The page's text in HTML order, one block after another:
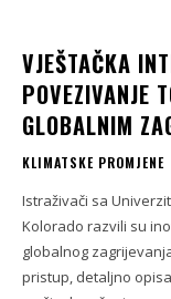
VJEŠTAČKA
POVEZIVANJE
GLOBALNIM
KLIMATSKE PROMJENE
Istraživači sa
Kolorado razvili su
globalnog
pristup, detaljno